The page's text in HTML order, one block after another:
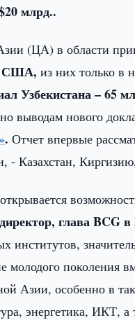
млрд..
(ЦА) в области
США, из них только в
Узбекистана – 65
выводам нового
.Отчет впервые
- Казахстан,
главаBCGв
институтов,
поколения
Азии, особенно в
энергетика, ИКТ,